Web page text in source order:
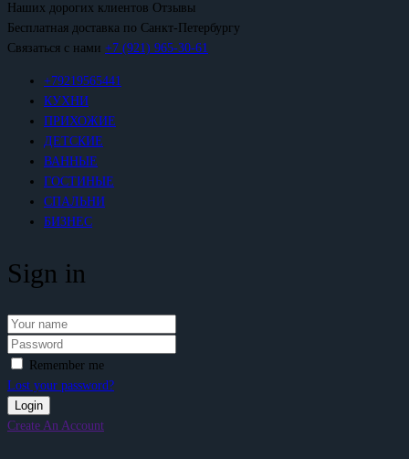
Наших дорогих клиентов Отзывы
Бесплатная доставка по Санкт-Петербургу
Связаться с нами +7 (921) 965-30-61
+79219565441
КУХНИ
ПРИХОЖИЕ
ДЕТСКИЕ
ВАННЫЕ
ГОСТИНЫЕ
СПАЛЬНИ
БИЗНЕС
Sign in
Remember me
Lost your password?
Create An Account